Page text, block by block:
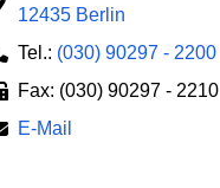
12435 Berlin
Tel.: (030) 90297 - 2200
Fax: (030) 90297 - 2210
E-Mail